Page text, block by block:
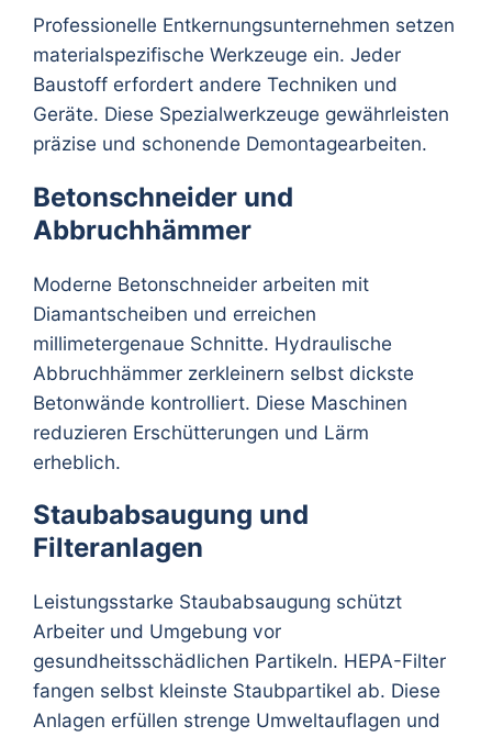
Professionelle Entkernungsunternehmen setzen
materialspezifische Werkzeuge ein. Jeder
Baustoff erfordert andere Techniken und
Geräte. Diese Spezialwerkzeuge gewährleisten
präzise und schonende Demontagearbeiten.
Betonschneider und
Abbruchhämmer
Moderne Betonschneider arbeiten mit
Diamantscheiben und erreichen
millimetergenaue Schnitte. Hydraulische
Abbruchhämmer zerkleinern selbst dickste
Betonwände kontrolliert. Diese Maschinen
reduzieren Erschütterungen und Lärm
erheblich.
Staubabsaugung und
Filteranlagen
Leistungsstarke Staubabsaugung schützt
Arbeiter und Umgebung vor
gesundheitsschädlichen Partikeln. HEPA-Filter
fangen selbst kleinste Staubpartikel ab. Diese
Anlagen erfüllen strenge Umweltauflagen und